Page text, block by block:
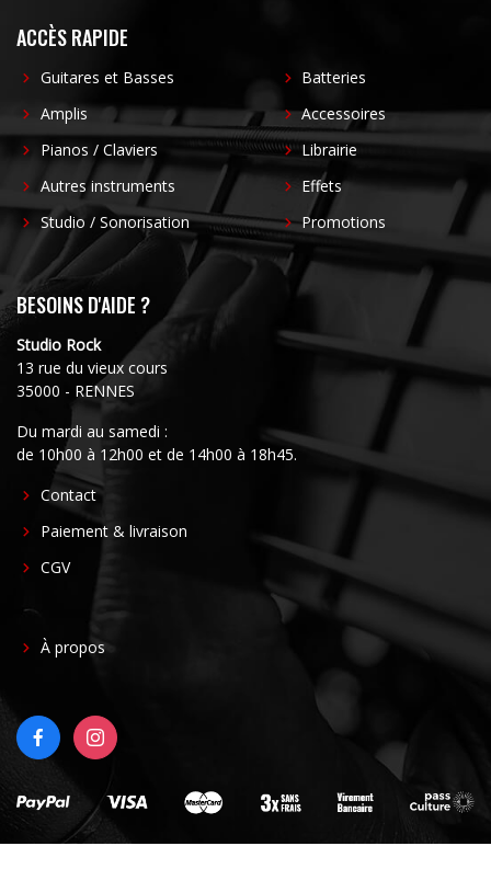
ACCÈS RAPIDE
Guitares et Basses
Amplis
Pianos / Claviers
Autres instruments
Studio / Sonorisation
Batteries
Accessoires
Librairie
Effets
Promotions
BESOINS D'AIDE ?
Studio Rock
13 rue du vieux cours
35000 - RENNES
Du mardi au samedi :
de 10h00 à 12h00 et de 14h00 à 18h45.
FOOTER
CENTER
Contact
Paiement & livraison
CGV
FOOTER
À propos
FACEBOOKINSTAGRAM